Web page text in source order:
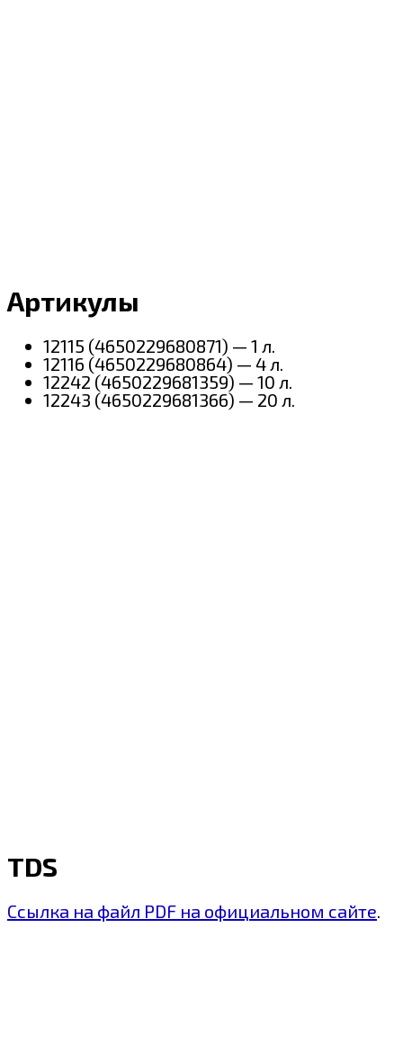
Артикулы
12115 (4650229680871) — 1 л.
12116 (4650229680864) — 4 л.
12242 (4650229681359) — 10 л.
12243 (4650229681366) — 20 л.
TDS
Ссылка на файл PDF на официальном сайте.